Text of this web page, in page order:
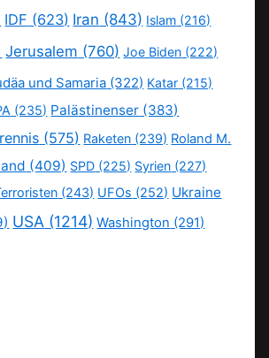
IDF (623) Iran (843) Islam (216)
Jerusalem (760) Joe Biden (222)
und Samaria (322) Katar (215)
(235) Palästinenser (383)
(575) Raketen (239) Roland M.
(409) SPD (225) Syrien (227)
(243) UFOs (252) Ukraine
USA (1214) Washington (291)